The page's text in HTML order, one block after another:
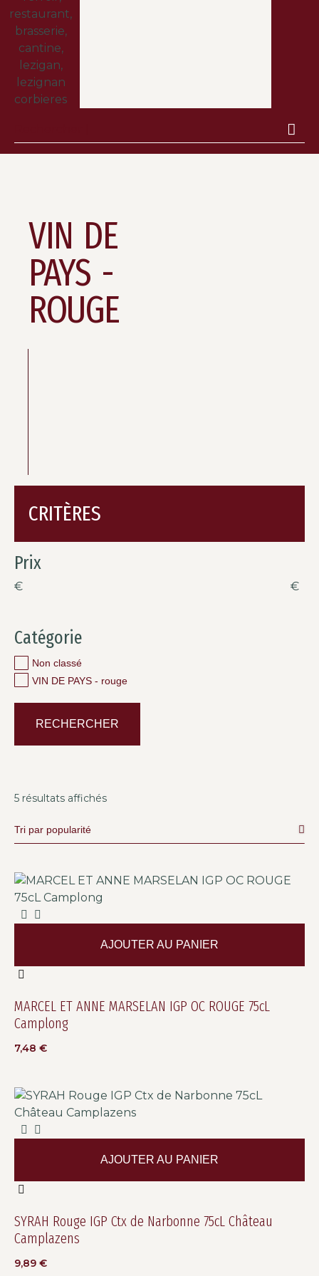
VIN DE
PAYS -
ROUGE
CRITÈRES
Prix
€ €
Catégorie
Non classé
VIN DE PAYS - rouge
RECHERCHER
5 résultats affichés
MARCEL ET ANNE MARSELAN IGP OC ROUGE 75cL
Camplong
7,48 €
AJOUTER AU PANIER
SYRAH Rouge IGP Ctx de Narbonne 75cL Château
Camplazens
9,89 €
AJOUTER AU PANIER